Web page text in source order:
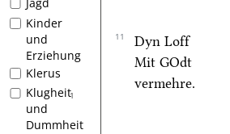
Kinder
und
Erziehung
Klerus
1
Klugheit
und
Dummheit
11
Dyn Loff
Mit GOdt
vermehre.